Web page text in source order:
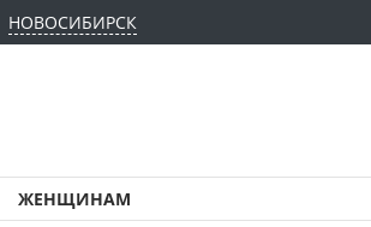
НОВОСИБИРСК
ЖЕНЩИНАМ